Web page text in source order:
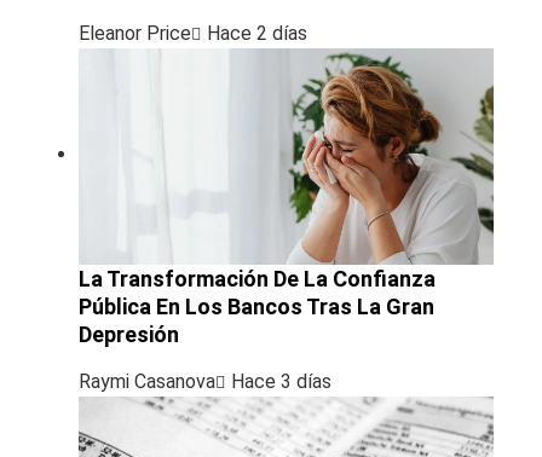
Eleanor Price Hace 2 días
La Transformación De La Confianza
Pública En Los Bancos Tras La Gran
Depresión
Raymi Casanova Hace 3 días